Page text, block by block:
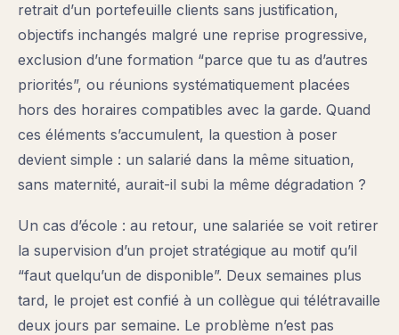
retrait d’un portefeuille clients sans justification,
objectifs inchangés malgré une reprise progressive,
exclusion d’une formation “parce que tu as d’autres
priorités”, ou réunions systématiquement placées
hors des horaires compatibles avec la garde. Quand
ces éléments s’accumulent, la question à poser
devient simple : un salarié dans la même situation,
sans maternité, aurait-il subi la même dégradation ?
Un cas d’école : au retour, une salariée se voit retirer
la supervision d’un projet stratégique au motif qu’il
“faut quelqu’un de disponible”. Deux semaines plus
tard, le projet est confié à un collègue qui télétravaille
deux jours par semaine. Le problème n’est pas